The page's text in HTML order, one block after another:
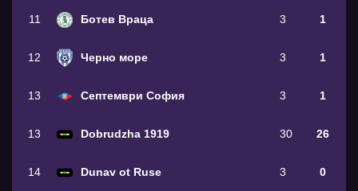
11 Ботев Враца 3 1
12 Черно море 3 1
13 Септември София 3 1
13 Dobrudzha 1919 30 26
14 Dunav ot Ruse 3 0